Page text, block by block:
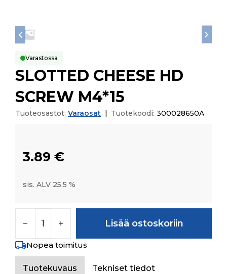
Varastossa
SLOTTED CHEESE HD
SCREW M4*15
Tuoteosastot: Varaosat Tuotekoodi: 300028650A
3.89 €
sis. ALV 25,5 %
Lisää ostoskoriin
Nopea toimitus
Tuotekuvaus Tekniset tiedot